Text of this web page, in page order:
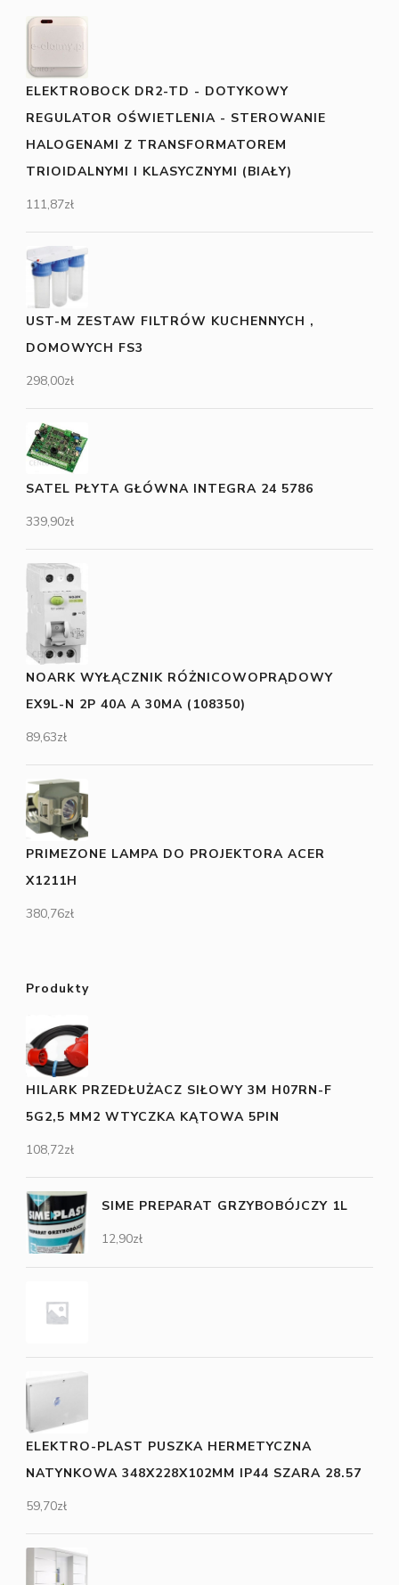
ELEKTROBOCK DR2-TD - DOTYKOWY
REGULATOR OŚWIETLENIA - STEROWANIE
HALOGENAMI Z TRANSFORMATOREM
TRIOIDALNYMI I KLASYCZNYMI (BIAŁY)
111,87zł
UST-M ZESTAW FILTRÓW KUCHENNYCH ,
DOMOWYCH FS3
298,00zł
SATEL PŁYTA GŁÓWNA INTEGRA 24 5786
339,90zł
NOARK WYŁĄCZNIK RÓŻNICOWOPRĄDOWY
EX9L-N 2P 40A A 30MA (108350)
89,63zł
PRIMEZONE LAMPA DO PROJEKTORA ACER
X1211H
380,76zł
Produkty
HILARK PRZEDŁUŻACZ SIŁOWY 3M H07RN-F
5G2,5 MM2 WTYCZKA KĄTOWA 5PIN
108,72zł
SIME PREPARAT GRZYBOBÓJCZY 1L
12,90zł
ELEKTRO-PLAST PUSZKA HERMETYCZNA
NATYNKOWA 348X228X102MM IP44 SZARA 28.57
59,70zł